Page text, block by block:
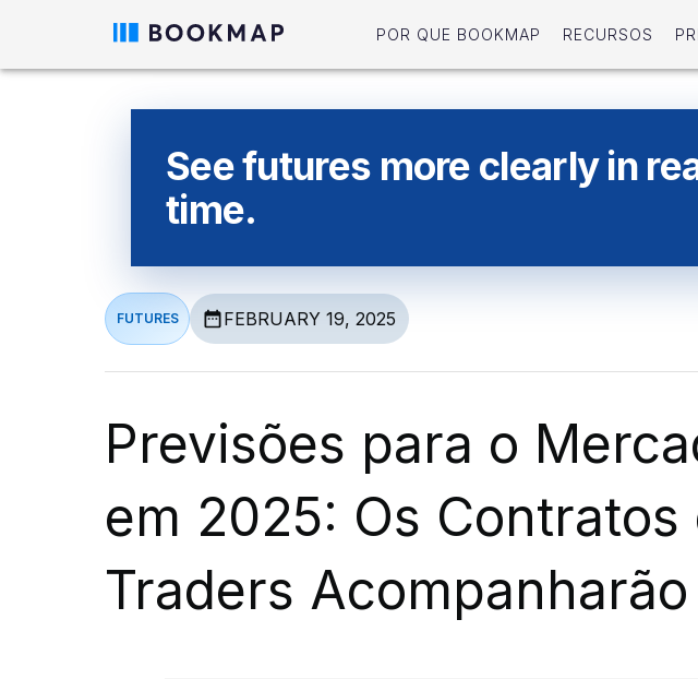
POR QUE BOOKMAP RECURSOS
See futures more clearly in
time.
FUTURES FEBRUARY 19, 2025
Previsões para o
em 2025: Os Contratos
Traders